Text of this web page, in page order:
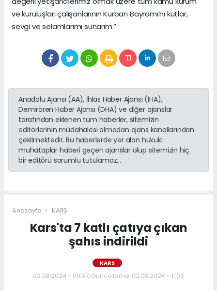
ve kuruluşları çalışanlarının Kurban Bayramı’nı kutlar,
sevgi ve selamlarımı sunarım.”
Anadolu Ajansı (AA), İhlas Haber Ajansı (İHA),
Demirören Haber Ajansı (DHA) ve diğer ajanslar
tarafından eklenen tüm haberler, sitemizin
editörlerinin müdahalesi olmadan ajans kanallarından
çekilmektedir. Bu haberlerde yer alan hukuki
muhataplar haberi geçen ajanslar olup sitemizin hiç
bir editörü sorumlu tutulamaz...
Anasayfa KARS
Kars'ta 7 katlı çatıya çıkan
şahıs indirildi
KARS
02.08.2024 - 09:57, Güncelleme: 02.08.2024 - 11:03